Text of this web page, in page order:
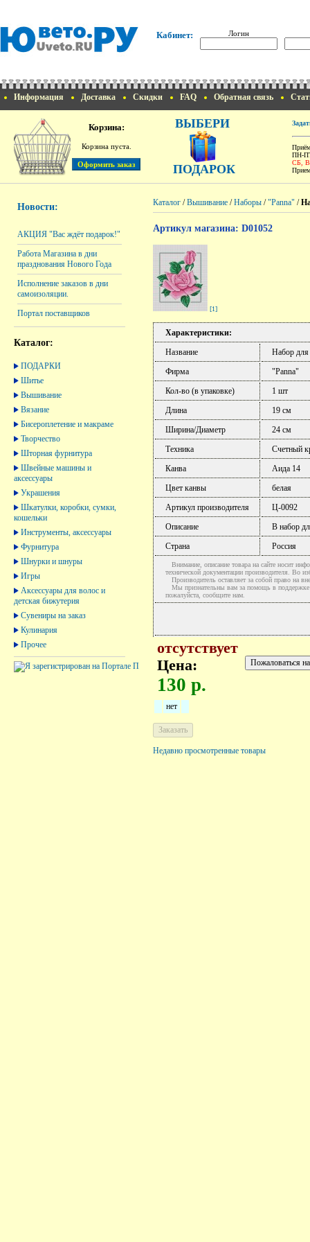
Кабинет: Логин
Информация Доставка Скидки FAQ Обратная связь
Корзина:
Корзина пуста.
ВЫБЕРИ
ПОДАРОК
ПН-
СБ,
Новости:
АКЦИЯ "Вас ждёт подарок!"
Работа Магазина в дни
празднования Нового Года
Исполнение заказов в дни
самоизоляции.
Портал поставщиков
Каталог:
ПОДАРКИ
Шитье
Вышивание
Вязание
Бисероплетение и макраме
Творчество
Шторная фурнитура
Швейные машины и
аксессуары
Украшения
Шкатулки, коробки, сумки,
кошельки
Инструменты, аксессуары
Фурнитура
Шнурки и шнуры
Игры
Аксессуары для волос и
детская бижутерия
Сувениры на заказ
Кулинария
Прочее
Каталог /Вышивание /Наборы /"Panna" /
Артикул магазина: D01052
[1]
Характеристики:
Название
Набор
Фирма
"Panna"
Кол-во (в упаковке)
1 шт
Длина
19 см
Ширина/Диаметр
24 см
Техника
Счетный
Канва
Аида 14
Цвет канвы
белая
Артикул производителя
Ц-0092
Описание
В набор
Страна
Россия
Внимание, описание товара на сайте носит
технической документации производителя. Во
Производитель оставляет за собой право на
Мы признательны вам за помощь в поддержке
пожалуйста, сообщите нам.
отсутствует
Цена:
130 р.
нет
Недавно просмотренные товары